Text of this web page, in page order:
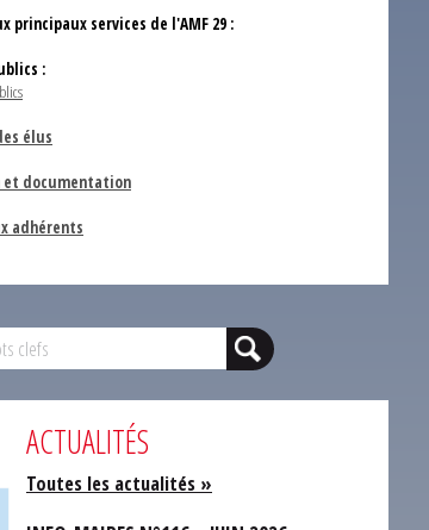
principaux services de l'AMF 29 :
:
élus
et documentation
adhérents
ACTUALITÉS
Toutes les actualités »